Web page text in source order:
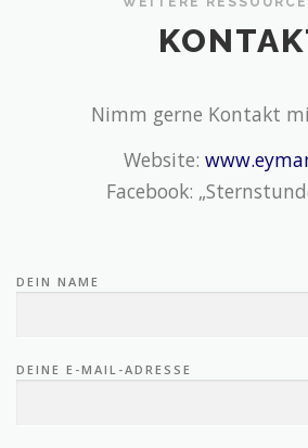
Nimm gerne Kontakt
Website:
Facebook:
DEIN NAME
DEINE E-MAIL-ADRESSE